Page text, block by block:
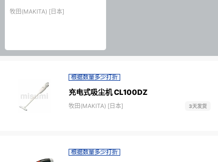
牧田(MAKITA) [日本]
根据数量多少打折
充电式吸尘机 CL100DZ
牧田(MAKITA) [日本] 3天发货
根据数量多少打折